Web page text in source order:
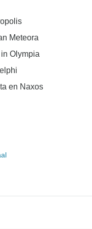
Meteora
Olympia
en Naxos